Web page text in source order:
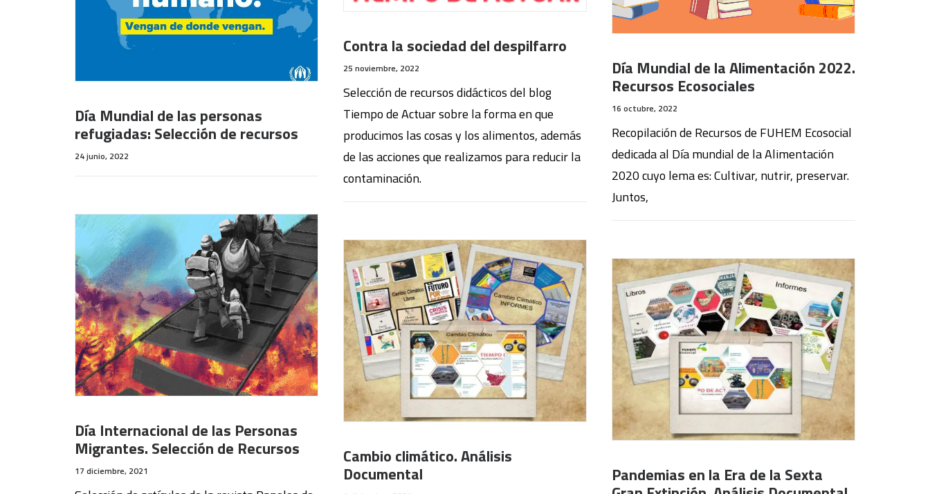
Contra la sociedad del despilfarro
25 noviembre, 2022
Selección de recursos didácticos del blog
Tiempo de Actuar sobre la forma en que
producimos las cosas y los alimentos, además
de las acciones que realizamos para reducir la
contaminación.
Día Mundial de la Alimentación 2022.
Recursos Ecosociales
16 octubre, 2022
Recopilación de Recursos de FUHEM Ecosocial
dedicada al Día mundial de la Alimentación
2020 cuyo lema es: Cultivar, nutrir, preservar.
Juntos,
Día Mundial de las personas
refugiadas: Selección de recursos
24 junio, 2022
Día Internacional de las Personas
Migrantes. Selección de Recursos
17 diciembre, 2021
Cambio climático. Análisis
Documental Pandemias en la Era de la Sexta